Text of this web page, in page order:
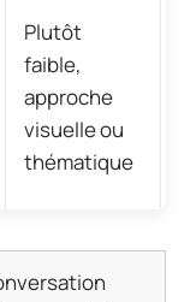
Plutôt
faible,
approche
visuelle ou
thématique